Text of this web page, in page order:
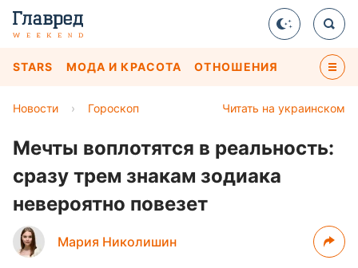
STARS МОДА И КРАСОТА ОТНОШЕНИЯ
Читать на украинском
Новости › Гороскоп
Мечты воплотятся в реальность:
сразу трем знакам зодиака
невероятно повезет
Мария Николишин